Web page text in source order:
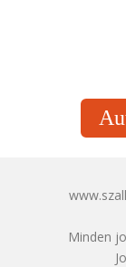
Minden